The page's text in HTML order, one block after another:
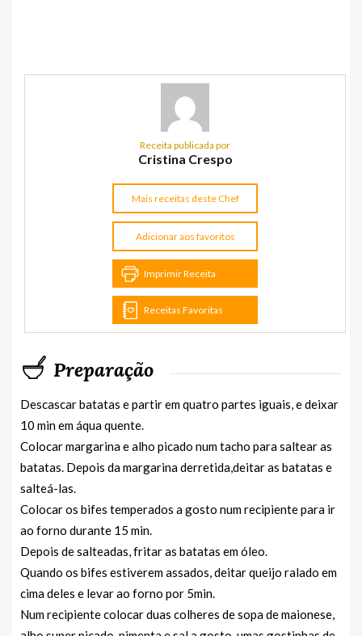
Receita publicada por
Cristina Crespo
Mais receitas deste Chef
Adicionar aos favoritos
Imprimir Receita
Receitas Favoritas
Preparação
Descascar batatas e partir em quatro partes iguais, e deixar
10 min em áqua quente.
Colocar margarina e alho picado num tacho para saltear as
batatas. Depois da margarina derretida,deitar as batatas e
salteá-las.
Colocar os bifes temperados a gosto num recipiente para ir
ao forno durante 15 min.
Depois de salteadas, fritar as batatas em óleo.
Quando os bifes estiverem assados, deitar queijo ralado em
cima deles e levar ao forno por 5min.
Num recipiente colocar duas colheres de sopa de maionese,